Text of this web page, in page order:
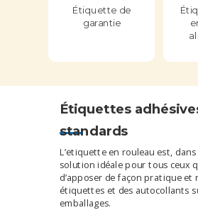
L’etiquette en rouleau est, dans
solution idéale pour tous ceux
d’apposer de façon pratique et
étiquettes et des autocollants
emballages.
Étiquettes
standards
Étiquette de
garantie